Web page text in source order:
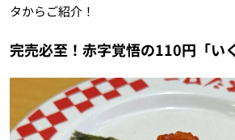
タからご紹介！
完売必至！赤字覚悟の110円「い